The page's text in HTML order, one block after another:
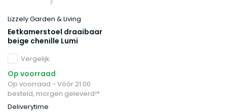
Lizzely Garden & Living
Eetkamerstoel draaibaar
beige chenille Lumi
Vergelijk
Op voorraad
Op voorraad - Vóór 21:00
besteld, morgen geleverd!*
Deliverytime